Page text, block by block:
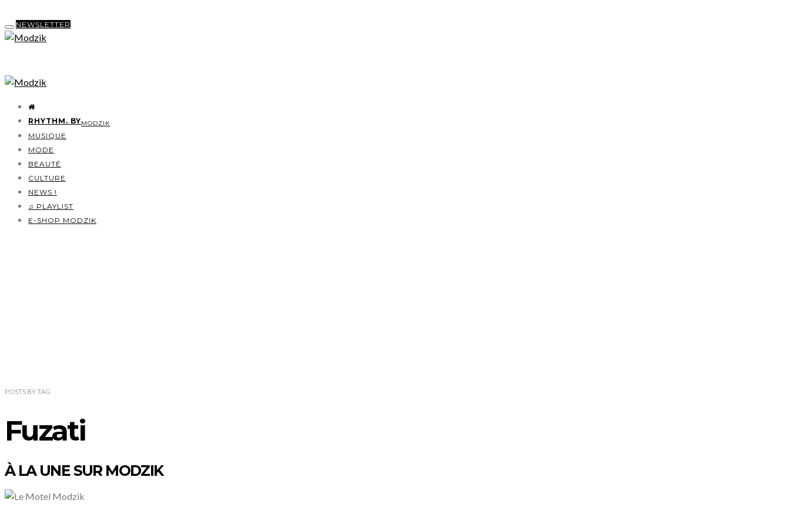
NEWSLETTER
RHYTHM. BYMODZIK
MUSIQUE
MODE
BEAUTÉ
CULTURE
NEWS !
♫ PLAYLIST
E-SHOP MODZIK
POSTS BYTAG
Fuzati
À LA UNE SUR MODZIK